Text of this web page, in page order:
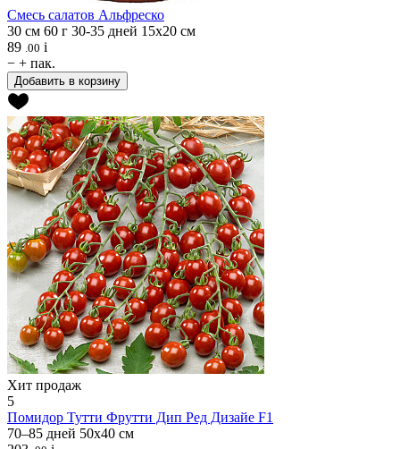
Смесь салатов Альфреско
30 см 60 г 30-35 дней 15х20 см
89 .00 i
− + пак.
Добавить в корзину
Хит продаж
5
Помидор Тутти Фрутти Дип Ред Дизайе F1
70–85 дней 50х40 см